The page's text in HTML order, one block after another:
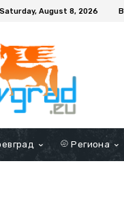
Saturday, August 8, 2026
Региона